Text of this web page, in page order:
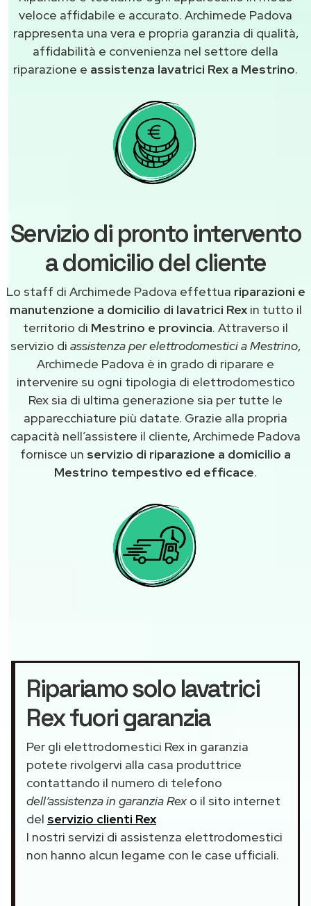
veloce affidabile e accurato. Archimede Padova
rappresenta una vera e propria garanzia di qualità,
affidabilità e convenienza nel settore della
riparazione e assistenza lavatrici Rex a Mestrino.
Servizio di pronto intervento
a domicilio del cliente
Lo staff di Archimede Padova effettua riparazioni e
manutenzione a domicilio di lavatrici Rexin tutto il
territorio di Mestrino e provincia. Attraverso il
servizio di assistenza per elettrodomestici a Mestrino,
Archimede Padova è in grado di riparare e
intervenire su ogni tipologia di elettrodomestico
Rex sia di ultima generazione sia per tutte le
apparecchiature più datate. Grazie alla propria
capacità nell’assistere il cliente, Archimede Padova
fornisce un servizio di riparazione a domicilio a
Mestrino tempestivo ed efficace.
Ripariamo solo lavatrici
Rex fuori garanzia
Per gli elettrodomestici Rex in garanzia
potete rivolgervi alla casa produttrice
contattando il numero di telefono
dell’assistenza in garanzia Rex o il sito internet
del servizio clienti Rex
I nostri servizi di assistenza elettrodomestici
non hanno alcun legame con le case ufficiali.